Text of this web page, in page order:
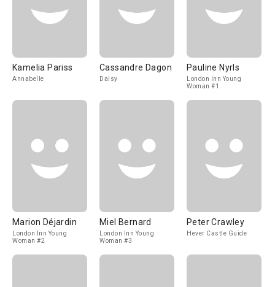
Kamelia Pariss
Annabelle
Cassandre Dagon
Daisy
Pauline Nyrls
London Inn Young
Woman #1
Marion Déjardin
London Inn Young
Woman #2
Miel Bernard
London Inn Young
Woman #3
Peter Crawley
Hever Castle Guide